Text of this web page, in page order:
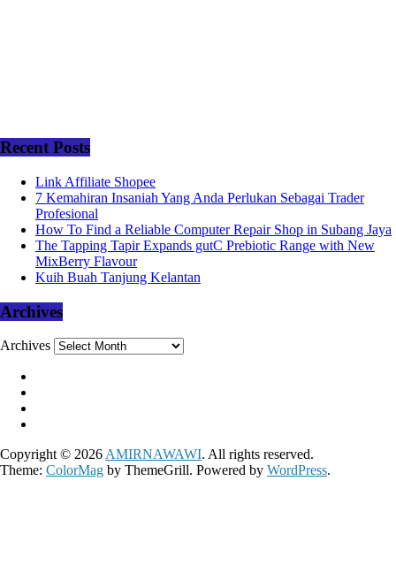
Recent Posts
Link Affiliate Shopee
7 Kemahiran Insaniah Yang Anda Perlukan Sebagai Trader
Profesional
How To Find a Reliable Computer Repair Shop in Subang Jaya
The Tapping Tapir Expands gutC Prebiotic Range with New
MixBerry Flavour
Kuih Buah Tanjung Kelantan
Archives
Archives
Copyright © 2026 AMIRNAWAWI. All rights reserved.
Theme: ColorMag by ThemeGrill. Powered by WordPress.